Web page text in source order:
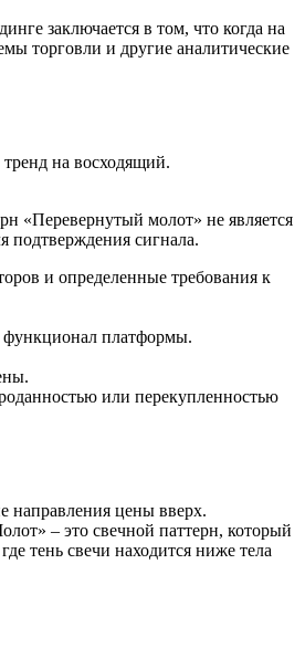
заключается в том, что когда на
торговли и другие аналитические
на восходящий.
«Перевернутый молот» не является
подтверждения сигнала.
и определенные требования к
функционал платформы.
или перекупленностью
направления цены вверх.
– это свечной паттерн, который
тень свечи находится ниже тела